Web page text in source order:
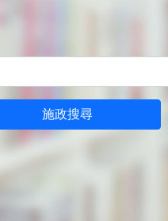
施政搜尋